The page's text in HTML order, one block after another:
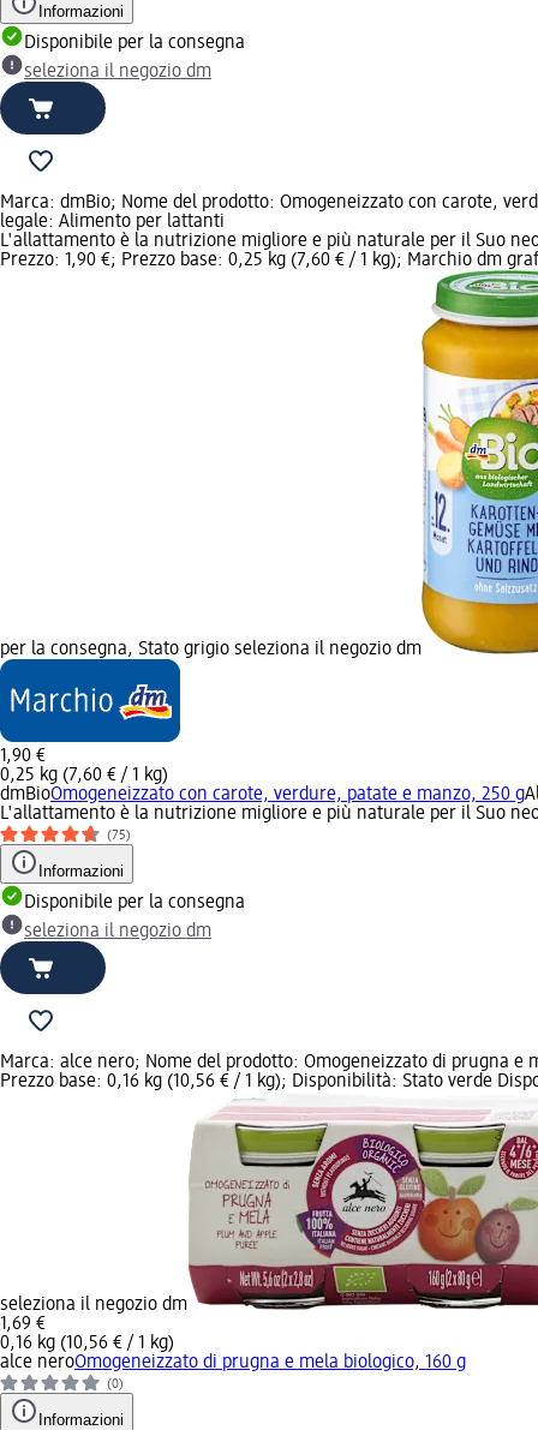
Informazioni
Disponibile per la consegna
seleziona il negozio dm
Marca: dmBio; Nome del prodotto: Omogeneizzato con carote,
legale: Alimento per lattanti
L'allattamento è la nutrizione migliore e più naturale per il Suo
Prezzo: 1,90 €; Prezzo base: 0,25 kg (7,60 € / 1 kg); Marchio dm
per la consegna, Stato grigio seleziona il negozio dm
1,90 €
0,25 kg (7,60 € / 1 kg)
dmBioOmogeneizzato con carote, verdure, patate e manzo, 250 g
L'allattamento è la nutrizione migliore e più naturale per il Suo
(75)
Informazioni
Disponibile per la consegna
seleziona il negozio dm
Marca: alce nero; Nome del prodotto: Omogeneizzato di prugna e
Prezzo base: 0,16 kg (10,56 € / 1 kg); Disponibilità: Stato verde
seleziona il negozio dm
1,69 €
0,16 kg (10,56 € / 1 kg)
alce neroOmogeneizzato di prugna e mela biologico, 160 g
(0)
Informazioni